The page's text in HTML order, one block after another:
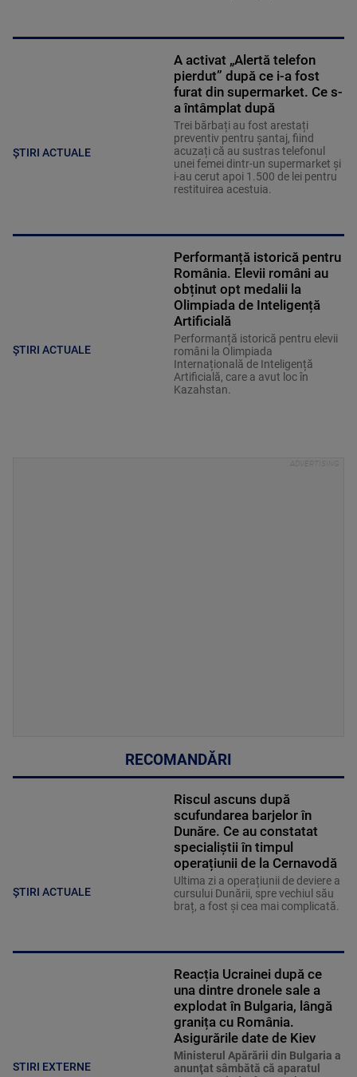
ȘTIRI ACTUALE
A activat „Alertă telefon
pierdut” după ce i-a fost
furat din supermarket. Ce s-
a întâmplat după
Trei bărbați au fost arestați
preventiv pentru șantaj, fiind
acuzați că au sustras telefonul
unei femei dintr-un supermarket și
i-au cerut apoi 1.500 de lei pentru
restituirea acestuia.
ȘTIRI ACTUALE
Performanță istorică pentru
România. Elevii români au
obținut opt medalii la
Olimpiada de Inteligență
Artificială
Performanță istorică pentru elevii
români la Olimpiada
Internațională de Inteligență
Artificială, care a avut loc în
Kazahstan.
RECOMANDĂRI
ȘTIRI ACTUALE
Riscul ascuns după
scufundarea barjelor în
Dunăre. Ce au constatat
specialiștii în timpul
operațiunii de la Cernavodă
Ultima zi a operațiunii de deviere a
cursului Dunării, spre vechiul său
braț, a fost și cea mai complicată.
STIRI EXTERNE
Reacția Ucrainei după ce
una dintre dronele sale a
explodat în Bulgaria, lângă
granița cu România.
Asigurările date de Kiev
Ministerul Apărării din Bulgaria a
anunţat sâmbătă că aparatul